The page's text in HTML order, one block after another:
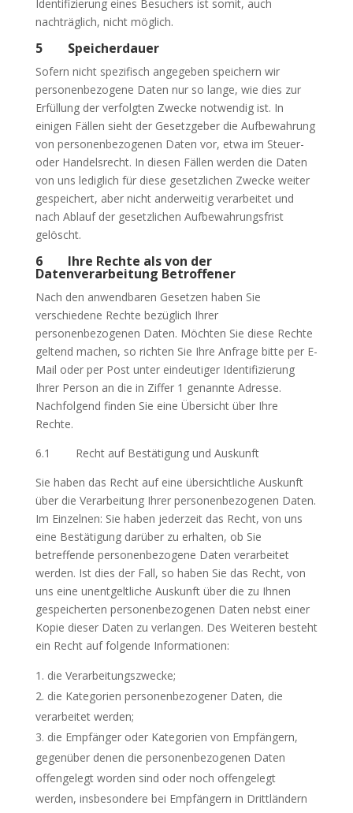
Identifizierung eines Besuchers ist somit, auch
nachträglich, nicht möglich.
5 Speicherdauer
Sofern nicht spezifisch angegeben speichern wir
personenbezogene Daten nur so lange, wie dies zur
Erfüllung der verfolgten Zwecke notwendig ist. In
einigen Fällen sieht der Gesetzgeber die Aufbewahrung
von personenbezogenen Daten vor, etwa im Steuer-
oder Handelsrecht. In diesen Fällen werden die Daten
von uns lediglich für diese gesetzlichen Zwecke weiter
gespeichert, aber nicht anderweitig verarbeitet und
nach Ablauf der gesetzlichen Aufbewahrungsfrist
gelöscht.
6 Ihre Rechte als von der
Datenverarbeitung Betroffener
Nach den anwendbaren Gesetzen haben Sie
verschiedene Rechte bezüglich Ihrer
personenbezogenen Daten. Möchten Sie diese Rechte
geltend machen, so richten Sie Ihre Anfrage bitte per E-
Mail oder per Post unter eindeutiger Identifizierung
Ihrer Person an die in Ziffer 1 genannte Adresse.
Nachfolgend finden Sie eine Übersicht über Ihre
Rechte.
6.1 Recht auf Bestätigung und Auskunft
Sie haben das Recht auf eine übersichtliche Auskunft
über die Verarbeitung Ihrer personenbezogenen Daten.
Im Einzelnen: Sie haben jederzeit das Recht, von uns
eine Bestätigung darüber zu erhalten, ob Sie
betreffende personenbezogene Daten verarbeitet
werden. Ist dies der Fall, so haben Sie das Recht, von
uns eine unentgeltliche Auskunft über die zu Ihnen
gespeicherten personenbezogenen Daten nebst einer
Kopie dieser Daten zu verlangen. Des Weiteren besteht
ein Recht auf folgende Informationen:
die Verarbeitungszwecke;
die Kategorien personenbezogener Daten, die
verarbeitet werden;
die Empfänger oder Kategorien von Empfängern,
gegenüber denen die personenbezogenen Daten
offengelegt worden sind oder noch offengelegt
werden, insbesondere bei Empfängern in Drittländern